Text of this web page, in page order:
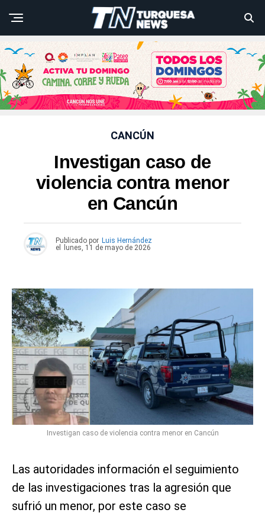
CANCÚN
Investigan caso de
violencia contra menor
en Cancún
Publicado por Luis Hernández
el
lunes, 11 de mayo de 2026
Investigan caso de violencia contra menor en Cancún
Las autoridades información el seguimiento
de las investigaciones tras la agresión que
sufrió un menor, por este caso se